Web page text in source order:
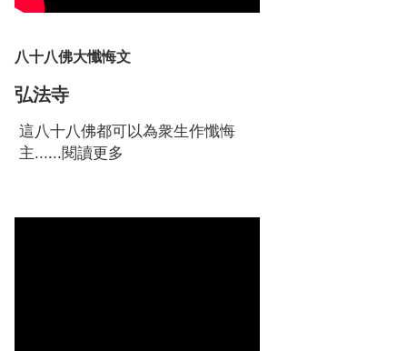
八十八佛大懺悔文
弘法寺
這八十八佛都可以為衆生作懺悔
主......閱讀更多